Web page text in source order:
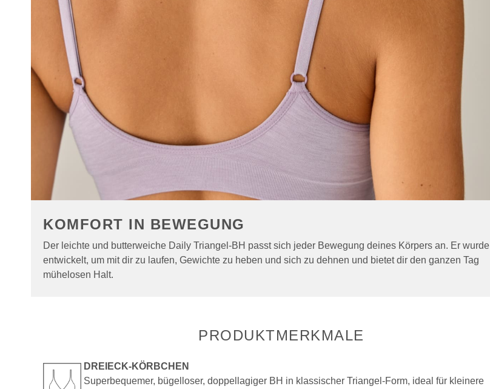
KOMFORT IN BEWEGUNG
Der leichte und butterweiche Daily Triangel-BH passt sich jeder Bewegung deines Körpers an. Er wurde
entwickelt, um mit dir zu laufen, Gewichte zu heben und sich zu dehnen und bietet dir den ganzen Tag
mühelosen Halt.
PRODUKTMERKMALE
DREIECK-KÖRBCHEN
Superbequemer, bügelloser, doppellagiger BH in klassischer Triangel-Form, ideal für kleinere